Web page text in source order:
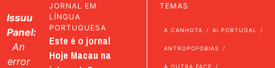
Issuu
Panel:
An
error
JORNAL EM
LÍNGUA
PORTUGUESA
Este é o jornal
Hoje Macau na
TEMAS
A CANHOTA AI PORTUGAL
ANTROPOFOBIAS
A OUTRA FACE